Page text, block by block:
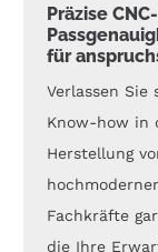
Präzise
für
Verlassen
Know-how in
Herstellung
Fachkräfte
die Ihre